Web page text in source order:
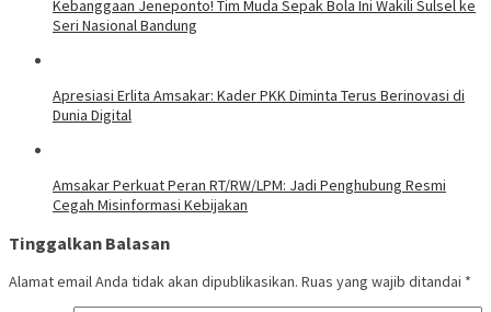
Kebanggaan Jeneponto! Tim Muda Sepak Bola Ini Wakili Sulsel ke
Seri Nasional Bandung
Apresiasi Erlita Amsakar: Kader PKK Diminta Terus Berinovasi di
Dunia Digital
Amsakar Perkuat Peran RT/RW/LPM: Jadi Penghubung Resmi
Cegah Misinformasi Kebijakan
Tinggalkan Balasan
Alamat email Anda tidak akan dipublikasikan. Ruas yang wajib ditandai *